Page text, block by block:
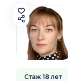
Стаж 18 лет